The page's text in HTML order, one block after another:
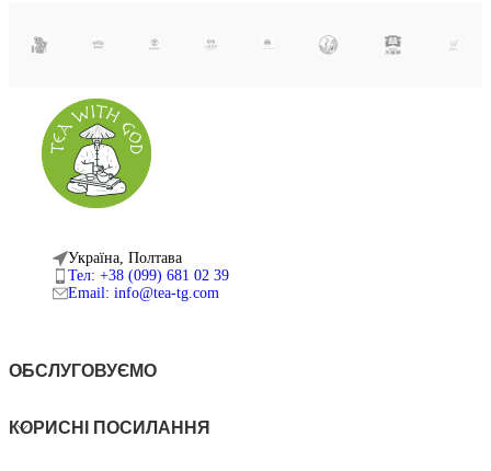
Україна, Полтава
Тел: +38 (099) 681 02 39
Email: info@tea-tg.com
ОБСЛУГОВУЄМО
КОРИСНІ ПОСИЛАННЯ